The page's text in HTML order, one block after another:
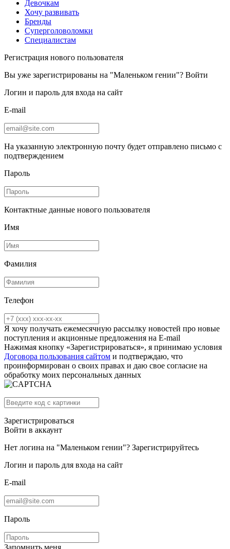
Девочкам
Хочу развивать
Бренды
Суперголоволомки
Специалистам
Регистрация нового пользователя
Вы уже зарегистрированы на "Маленьком гении"? Войти
Логин и пароль для входа на сайт
E-mail
На указанную электронную почту будет отправлено письмо с
подтверждением
Пароль
Контактные данные нового пользователя
Имя
Фамилия
Телефон
Я хочу получать ежемесячную рассылку новостей про новые
поступления и акционные предложения на E-mail
Нажимая кнопку «Зарегистрироваться», я принимаю условия
Договора пользования сайтом и подтверждаю, что
проинформирован о своих правах и даю свое согласие на
обработку моих персональных данных
Зарегистрироваться
Войти в аккаунт
Нет логина на "Маленьком гении"? Зарегистрируйтесь
Логин и пароль для входа на сайт
E-mail
Пароль
Запомнить меня